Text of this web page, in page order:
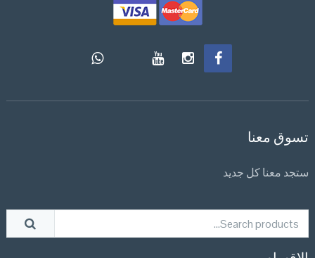
تسوق معنا
ستجد معنا كل جديد